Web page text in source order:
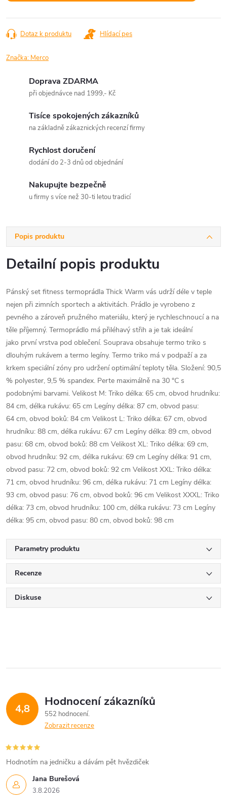
Dotaz k produktu Hlídací pes
Značka: Merco
Doprava ZDARMA
při objednávce nad 1999,- Kč
Tisíce spokojených zákazníků
na základně zákaznických recenzí firmy
Rychlost doručení
dodání do 2-3 dnů od objednání
Nakupujte bezpečně
u firmy s více než 30-ti letou tradicí
Popis produktu
Detailní popis produktu
Pánský set fitness termoprádla Thick Warm vás udrží déle v teple
nejen při zimních sportech a aktivitách. Prádlo je vyrobeno z
pevného a zároveň pružného materiálu, který je rychleschnoucí a na
těle příjemný. Termoprádlo má přiléhavý střih a je tak ideální
jako první vrstva pod oblečení. Souprava obsahuje termo triko s
dlouhým rukávem a termo legíny. Termo triko má v podpaží a za
krkem speciální zóny pro udržení optimální teploty těla. Složení: 90,5
% polyester, 9,5 % spandex. Perte maximálně na 30 °C s
podobnými barvami. Velikost M: Triko délka: 65 cm, obvod hrudníku:
84 cm, délka rukávu: 65 cm Legíny délka: 87 cm, obvod pasu:
64 cm, obvod boků: 84 cm Velikost L: Triko délka: 67 cm, obvod
hrudníku: 88 cm, délka rukávu: 67 cm Legíny délka: 89 cm, obvod
pasu: 68 cm, obvod boků: 88 cm Velikost XL: Triko délka: 69 cm,
obvod hrudníku: 92 cm, délka rukávu: 69 cm Legíny délka: 91 cm,
obvod pasu: 72 cm, obvod boků: 92 cm Velikost XXL: Triko délka:
71 cm, obvod hrudníku: 96 cm, délka rukávu: 71 cm Legíny délka:
93 cm, obvod pasu: 76 cm, obvod boků: 96 cm Velikost XXXL: Triko
délka: 73 cm, obvod hrudníku: 100 cm, délka rukávu: 73 cm Legíny
délka: 95 cm, obvod pasu: 80 cm, obvod boků: 98 cm
Parametry produktu
Recenze
Diskuse
4,8 Hodnocení zákazníků
552 hodnocení
Zobrazit recenze
Jana Burešová
3.8.2026
Hodnotím na jedničku a dávám pět hvězdiček